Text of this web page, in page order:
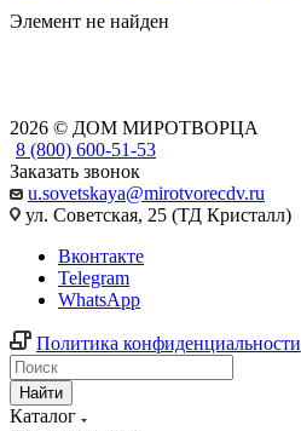
Элемент не найден
2026 © ДОМ МИРОТВОРЦА
8 (800) 600-51-53
Заказать звонок
u.sovetskaya@mirotvorecdv.ru
ул. Советская, 25 (ТД Кристалл)
Вконтакте
Telegram
WhatsApp
Политика конфиденциальности
Найти
Каталог